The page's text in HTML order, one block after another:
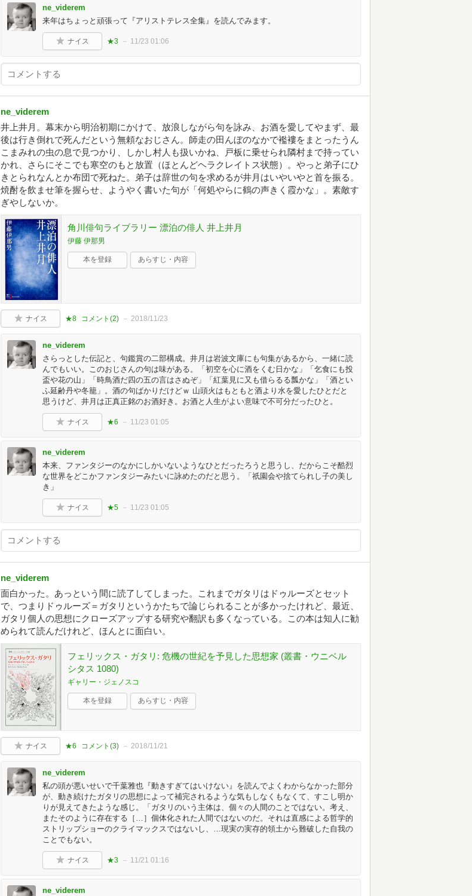
ne_viderem
来年はちょっと頑張って『アリストテレス全集』を読んでみます。
ナイス ★3 11/23 01:06
ne_viderem
井上井月。幕末から明治初期にかけて、放浪しながら句を詠み、お酒を愛してやまず、最
後は行き倒れで死んだという無頼なおじさん。師走の田んぼのなかで襤褸をまとったうん
こまみれの虫の息で見つかり、しかし村人も扱いかね、戸板に乗せられ隣村まで持ってい
かれ、さらにそこでも寒空のもと放置（ほとんどヘラクレイトス状態）。やっと弟子にひ
きとられなんとか布団で死ねた。弟子は辞世の句を求めるが井月はいやいやと首を振る。
焼酎を飲ませ筆を握らせ、ようやく書いた句が「何処やらに鶴の声きく霞かな」。素敵す
ぎやしないか。
角川俳句ライブラリー 漂泊の俳人 井上井月
伊藤 伊那男
本を登録 あらすじ・内容
ナイス ★8 コメント(2) 2018/11/23
ne_viderem
さらっとした伝記と、句鑑賞の二部構成。井月は岩波文庫にも句集があるから、一緒に読
んでもいい。このおじさんの句は味がある。「初空を心に酒をくむ日かな」「乞食にも投
盃や花の山」「時鳥酒だ四の五の言はさぬぞ」「紅葉見に又も借らるる瓢かな」「酒とい
ふ延齢丹や冬籠」。酒の句ばかりだけどｗ 山頭火はもともと酒より水を愛したひとだと
思うけど、井月は正真正銘のお酒好き。お酒と人生がよい意味で不可分だったひと。
ナイス ★6 11/23 01:05
ne_viderem
本来、ファンタジーのなかにしかいないようなひとだったろうと思うし、だからこそ酷烈
な世界をどこかファンタジーみたいに詠めたのだと思う。「祇園会や捨てられし子の美し
き」
ナイス ★5 11/23 01:05
ne_viderem
面白かった。あっという間に読了してしまった。これまでガタリはドゥルーズとセット
で、つまりドゥルーズ＝ガタリというかたちで論じられることが多かったけれど、最近、
ガタリ個人の思想にクローズアップする研究や翻訳も多くなっている。この本は知人に勧
められて読んだけれど、ほんとに面白い。
フェリックス・ガタリ: 危機の世紀を予見した思想家 (叢書・ウニベル
シタス 1080)
ギャリー・ジェノスコ
本を登録 あらすじ・内容
ナイス ★6 コメント(3) 2018/11/21
ne_viderem
私の頭が悪いせいで千葉雅也『動きすぎてはいけない』を読んでよくわからなかった部分
が、動き続けたガタリの思想によって補完されるような気もしなくもなくて、すこし明か
りが見えてきたような感じ。「ガタリのいう主体は、個々の人間のことではない。考え、
またそのように存在する［…］個体化された人間ではないのだ。それは直感による哲学的
ストリップショーのクライマックスではないし、…現実の実存的領土から難破した自我の
ことでもない。
ナイス ★3 11/21 01:16
ne_viderem